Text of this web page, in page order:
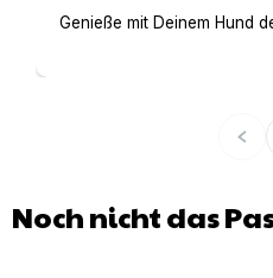
Genieße mit Deinem Hund
Noch nicht das